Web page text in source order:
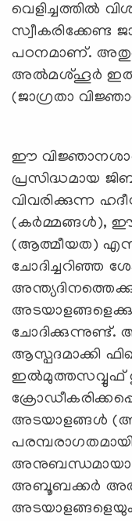
വെളിച്ചത്തിൽ
സ്വീകരിക്കേണ്ട
പഠനമാണ്.
അൽമശ്ഹൂർ
(ജാഗ്രതാ
ഈ
പ്രസിദ്ധമായ
വിവരിക്കുന്ന
(കർമ്മങ്ങൾ),
(ആത്മീയത)
ചോദിച്ചറിഞ്ഞ
ചോദിക്കുന്നുണ്ട്.
ആസ്പദമാക്കി
ഇൽമുത്തസവ്വുഫ്
അടയാളങ്ങൾ
അനുബന്ധമായാണ്
അബൂബക്കർ